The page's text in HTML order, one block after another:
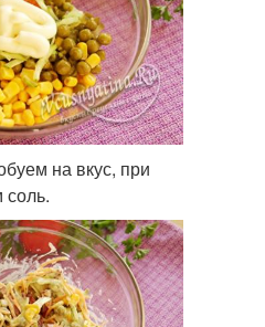
на вкус, при